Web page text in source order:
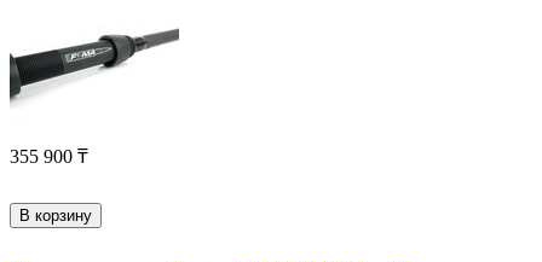
355 900 ₸
В корзину